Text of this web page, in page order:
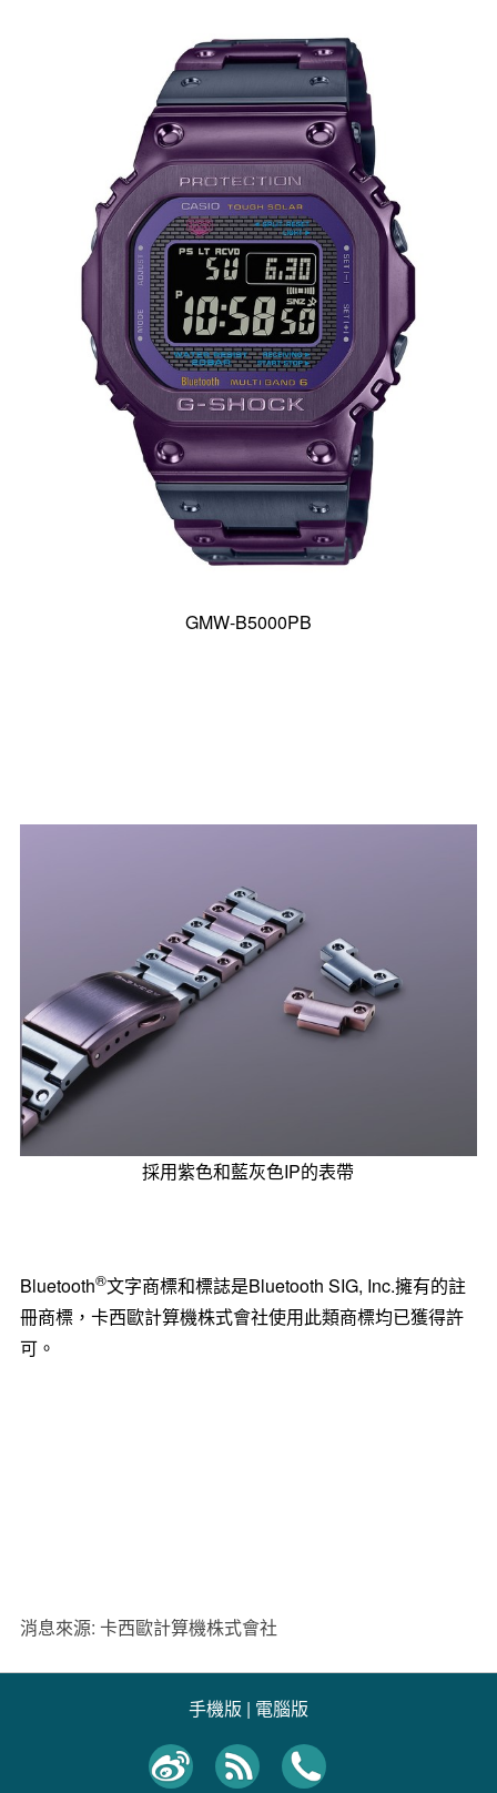
GMW-B5000PB
採用紫色和藍灰色IP的表帶
Bluetooth®文字商標和標誌是Bluetooth SIG, Inc.擁有的註
冊商標，卡西歐計算機株式會社使用此類商標均已獲得許
可。
消息來源: 卡西歐計算機株式會社
手機版 | 電腦版